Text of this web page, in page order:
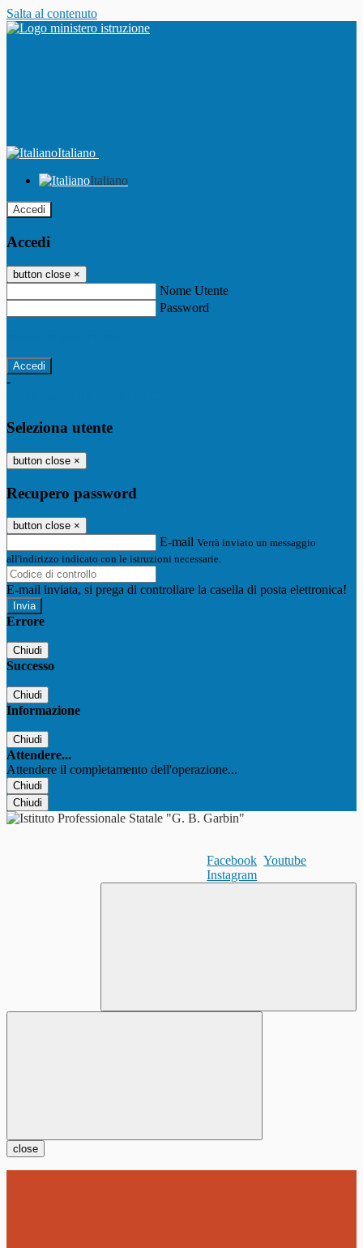
Salta al contenuto
Italiano
Italiano
Accedi
Accedi
button close ×
Nome Utente
Password
-
Seleziona utente
button close ×
Recupero password
button close ×
E-mail Verrà inviato un messaggio
all'indirizzo indicato con le istruzioni necessarie.
E-mail inviata, si prega di controllare la casella di posta elettronica!
Errore
Chiudi
Successo
Chiudi
Informazione
Chiudi
Attendere...
Attendere il completamento dell'operazione...
Chiudi
Chiudi
Facebook Youtube
Instagram
close